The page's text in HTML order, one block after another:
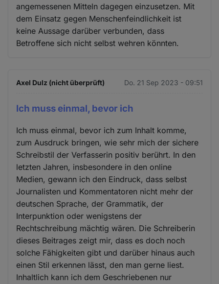
angemessenen Mitteln dagegen einzusetzen. Mit
dem Einsatz gegen Menschenfeindlichkeit ist
keine Aussage darüber verbunden, dass
Betroffene sich nicht selbst wehren könnten.
Axel Dulz (nicht überprüft) Do. 21 Sep 2023 - 09:51
Ich muss einmal, bevor ich
Ich muss einmal, bevor ich zum Inhalt komme,
zum Ausdruck bringen, wie sehr mich der sichere
Schreibstil der Verfasserin positiv berührt. In den
letzten Jahren, insbesondere in den online
Medien, gewann ich den Eindruck, dass selbst
Journalisten und Kommentatoren nicht mehr der
deutschen Sprache, der Grammatik, der
Interpunktion oder wenigstens der
Rechtschreibung mächtig wären. Die Schreiberin
dieses Beitrages zeigt mir, dass es doch noch
solche Fähigkeiten gibt und darüber hinaus auch
einen Stil erkennen lässt, den man gerne liest.
Inhaltlich kann ich dem Geschriebenen nur